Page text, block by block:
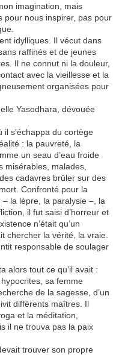
imagination, mais
pour nous inspirer, pas pour
idylliques. Il vécut dans
raffinés et de jeunes
Il ne connut ni la douleur,
avec la vieillesse et la
organisées pour
Yasodhara, dévouée
il s’échappa du cortège
: la pauvreté, la
un seau d’eau froide
misérables, malades,
cadavres brûler sur des
Confronté pour la
la lèpre, la paralysie –, la
il fut saisi d’horreur et
n’était qu’un
chercher la vérité, la vraie.
responsable de soulager
alors tout ce qu’il avait :
sa femme
de la sagesse, d’un
différents maîtres. Il
et la méditation,
il ne trouva pas la paix
trouver son propre